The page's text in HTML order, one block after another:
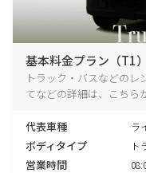
基本料金プラン（T1）
トラック・バスなどの
てなどの詳細は、こちら
代表車種 ラ
ボディタイプ ト
営業時間